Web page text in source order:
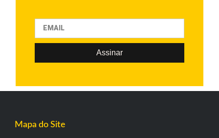
Assinar
Mapa do Site